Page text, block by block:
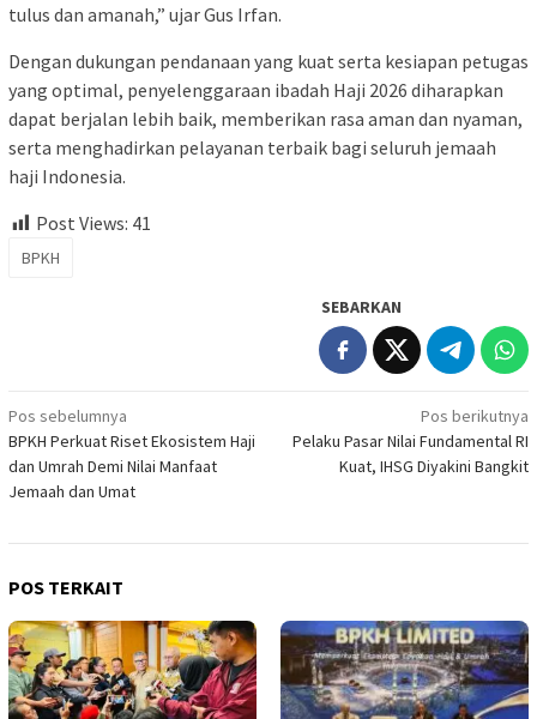
tulus dan amanah,” ujar Gus Irfan.
Dengan dukungan pendanaan yang kuat serta kesiapan petugas
yang optimal, penyelenggaraan ibadah Haji 2026 diharapkan
dapat berjalan lebih baik, memberikan rasa aman dan nyaman,
serta menghadirkan pelayanan terbaik bagi seluruh jemaah
haji Indonesia.
Post Views: 41
BPKH
SEBARKAN
Navigasi
pos
Pos sebelumnya
BPKH Perkuat Riset Ekosistem Haji
dan Umrah Demi Nilai Manfaat
Jemaah dan Umat
Pos berikutnya
Pelaku Pasar Nilai Fundamental RI
Kuat, IHSG Diyakini Bangkit
POS TERKAIT